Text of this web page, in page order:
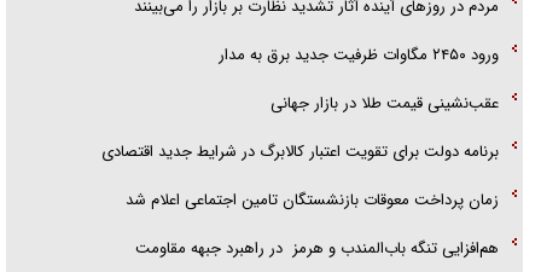
قصه ناتمام سرویس مدارس
مردم در روزهای آینده آثار تشدید نظارت بر بازار را می‌بینند
ورود ۲۴۵۰ مگاوات ظرفیت جدید برق به مدار
عقب‌نشینی قیمت طلا در بازار جهانی
برنامه دولت برای تقویت اعتبار کالابرگ در شرایط جدید اقتصادی
زمان پرداخت معوقات بازنشستگان تامین اجتماعی اعلام شد
هم‌افزایی تنگه باب‌المندب و هرمز در راهبرد جبهه مقاومت